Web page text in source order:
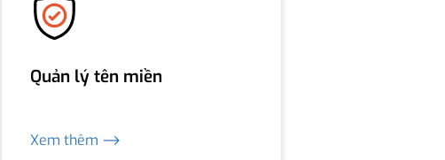
Quản lý tên miền
Xem thêm ⟶